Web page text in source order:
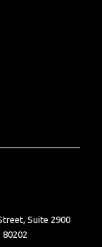
Suite 2900
80202